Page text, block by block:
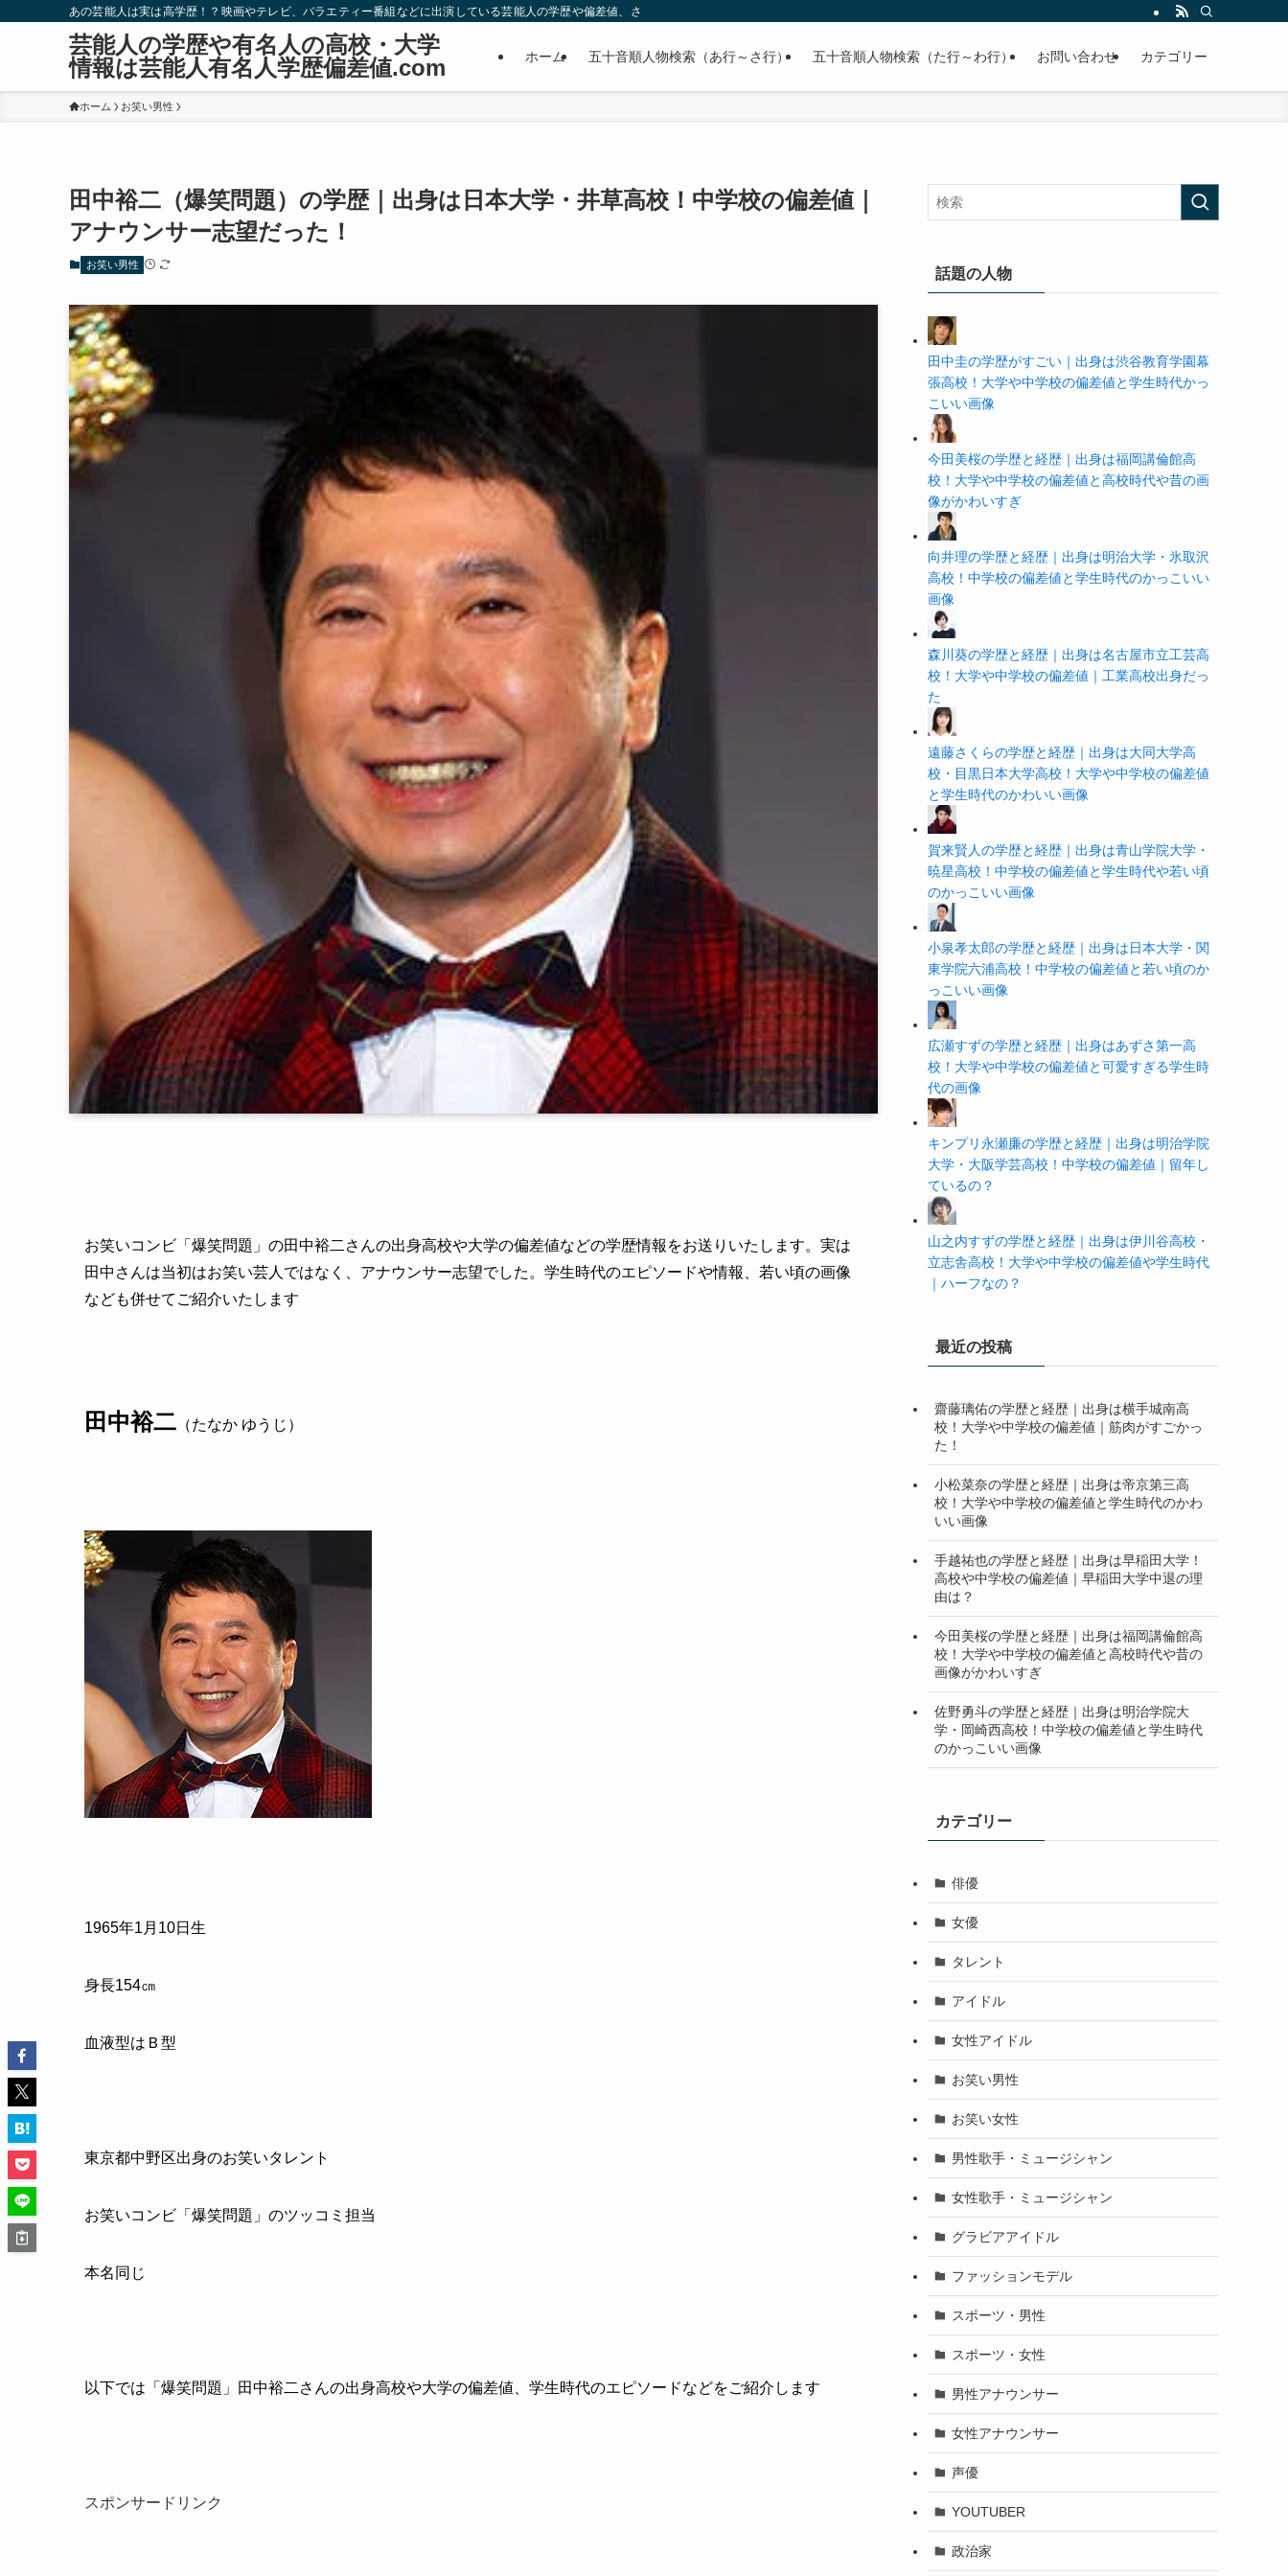
あの芸能人は実は高学歴！？映画やテレビ、バラエティー番組などに出演している芸能人の学歴や偏差値、さらに政治家やスポーツ選手などの有名人の学歴や高校・大学の偏差値まで紹介していきます。
芸能人の学歴や有名人の高校・大学
情報は芸能人有名人学歴偏差値.com
ホーム 五十音順人物検索（あ行～さ行） 五十音順人物検索（た行～わ行） お問い合わせ カテゴリー
ホーム お笑い男性
田中裕二（爆笑問題）の学歴｜出身は日本大学・井草高校！中学校の偏差値｜
アナウンサー志望だった！
お笑い男性
お笑いコンビ「爆笑問題」の田中裕二さんの出身高校や大学の偏差値などの学歴情報をお送りいたします。実は
田中さんは当初はお笑い芸人ではなく、アナウンサー志望でした。学生時代のエピソードや情報、若い頃の画像
なども併せてご紹介いたします
田中裕二 （たなか ゆうじ）
1965年1 月 10日生
身長154㎝
血液型はＢ型
東京都中野区出身のお笑いタレント
お笑いコンビ「爆笑問題」のツッコミ担当
本名同じ
以下では「爆笑問題」田中裕二さんの出身高校や大学の偏差値、学生時代のエピソードなどをご紹介します
スポンサードリンク
話題の人物
田中圭の学歴がすごい｜出身は渋谷教育学園幕
張高校！大学や中学校の偏差値と学生時代かっ
こいい画像
今田美桜の学歴と経歴｜出身は福岡講倫館高
校！大学や中学校の偏差値と高校時代や昔の画
像がかわいすぎ
向井理の学歴と経歴｜出身は明治大学・氷取沢
高校！中学校の偏差値と学生時代のかっこいい
画像
森川葵の学歴と経歴｜出身は名古屋市立工芸高
校！大学や中学校の偏差値｜工業高校出身だっ
た
遠藤さくらの学歴と経歴｜出身は大同大学高
校・目黒日本大学高校！大学や中学校の偏差値
と学生時代のかわいい画像
賀来賢人の学歴と経歴｜出身は青山学院大学・
暁星高校！中学校の偏差値と学生時代や若い頃
のかっこいい画像
小泉孝太郎の学歴と経歴｜出身は日本大学・関
東学院六浦高校！中学校の偏差値と若い頃のか
っこいい画像
広瀬すずの学歴と経歴｜出身はあずさ第一高
校！大学や中学校の偏差値と可愛すぎる学生時
代の画像
キンプリ永瀬廉の学歴と経歴｜出身は明治学院
大学・大阪学芸高校！中学校の偏差値｜留年し
ているの？
山之内すずの学歴と経歴｜出身は伊川谷高校・
立志舎高校！大学や中学校の偏差値や学生時代
｜ハーフなの？
最近の投稿
齋藤璃佑の学歴と経歴｜出身は横手城南高
校！大学や中学校の偏差値｜筋肉がすごかっ
た！
小松菜奈の学歴と経歴｜出身は帝京第三高
校！大学や中学校の偏差値と学生時代のかわ
いい画像
手越祐也の学歴と経歴｜出身は早稲田大学！
高校や中学校の偏差値｜早稲田大学中退の理
由は？
今田美桜の学歴と経歴｜出身は福岡講倫館高
校！大学や中学校の偏差値と高校時代や昔の
画像がかわいすぎ
佐野勇斗の学歴と経歴｜出身は明治学院大
学・岡崎西高校！中学校の偏差値と学生時代
のかっこいい画像
カテゴリー
俳優
女優
タレント
アイドル
女性アイドル
お笑い男性
お笑い女性
男性歌手・ミュージシャン
女性歌手・ミュージシャン
グラビアアイドル
ファッションモデル
スポーツ・男性
スポーツ・女性
男性アナウンサー
女性アナウンサー
声優
YOUTUBER
政治家